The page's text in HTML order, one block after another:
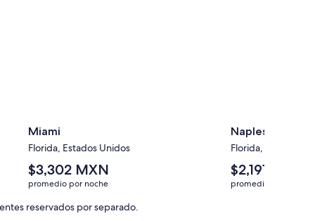
Miami
Florida, Estados Unidos
El
precio
promedio
por
$3,302 MXN
promedio por noche
Naples
Florida, Estados
El
precio
promedio
$2,191 MXN
promedio por noche
reservados por separado.